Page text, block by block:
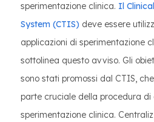
sperimentazione clinica. Il
System (CTIS) deve essere
applicazioni di sperimentazione
sottolinea questo avviso. Gli
sono stati promossi dal CTIS,
parte cruciale della procedura
sperimentazione clinica.